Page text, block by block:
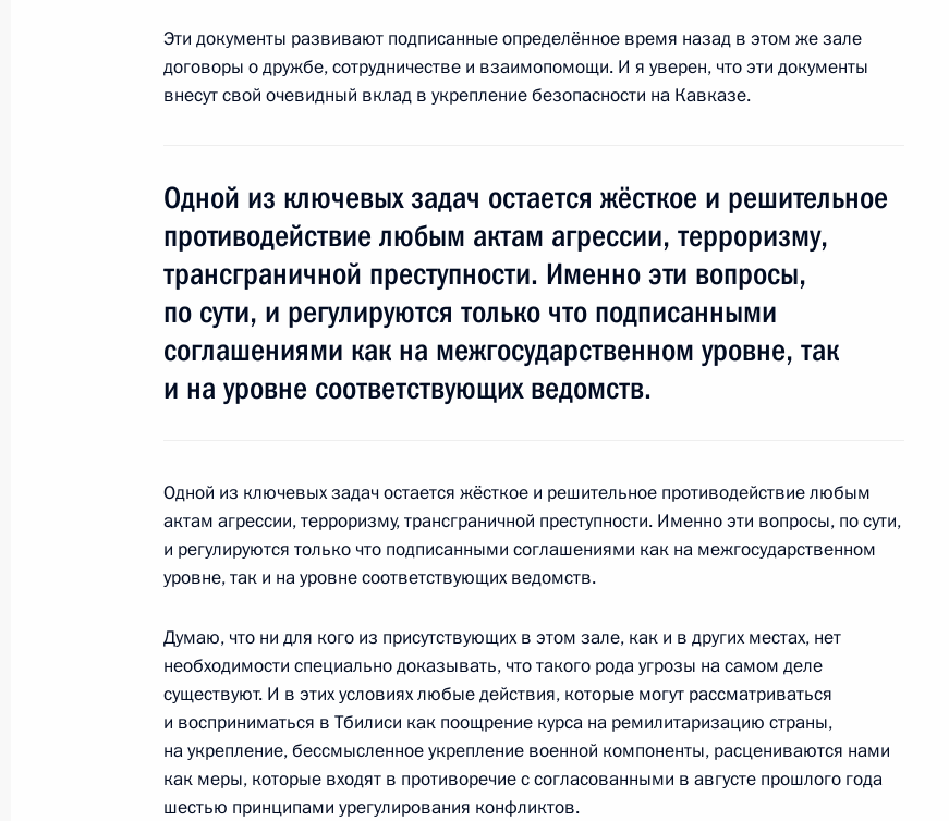
Вступительное слово на встрече с активом Коммунистической
партии России
12 мая 2009 года, 17:40 Московская область, Барвиха
Телемост с региональными студиями ВГТРК в Новосибирске,
Санкт-Петербурге и Нижнем Новгороде
12 мая 2009 года, 16:10 Москва, «Экспоцентр»
Выступление на встрече с игроками сборной России по хоккею
9 мая 2009 года, суббота
Выступление на приёме по случаю 64-й годовщины Победы
в Великой Отечественной войне
Выступление на военном параде в честь 64-й годовщины Победы
в Великой Отечественной войне
9 мая 2009 года, 13:10 Москва, Красная площадь
Эти документы развивают подписанные определённое время назад в этом же зале
договоры о дружбе, сотрудничестве и взаимопомощи. И я уверен, что эти документы
внесут свой очевидный вклад в укрепление безопасности на Кавказе.
Одной из ключевых задач остается жёсткое и решительное
противодействие любым актам агрессии, терроризму,
трансграничной преступности. Именно эти вопросы,
по сути, и регулируются только что подписанными
соглашениями как на межгосударственном уровне, так
и на уровне соответствующих ведомств.
Одной из ключевых задач остается жёсткое и решительное противодействие любым
актам агрессии, терроризму, трансграничной преступности. Именно эти вопросы, по сути,
и регулируются только что подписанными соглашениями как на межгосударственном
уровне, так и на уровне соответствующих ведомств.
Думаю, что ни для кого из присутствующих в этом зале, как и в других местах, нет
необходимости специально доказывать, что такого рода угрозы на самом деле
существуют. И в этих условиях любые действия, которые могут рассматриваться
и восприниматься в Тбилиси как поощрение курса на ремилитаризацию страны,
на укрепление, бессмысленное укрепление военной компоненты, расцениваются нами
как меры, которые входят в противоречие с согласованными в августе прошлого года
шестью принципами урегулирования конфликтов.